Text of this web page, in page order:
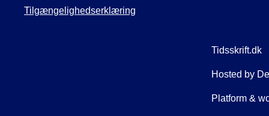
Tilgængelighedserklæring